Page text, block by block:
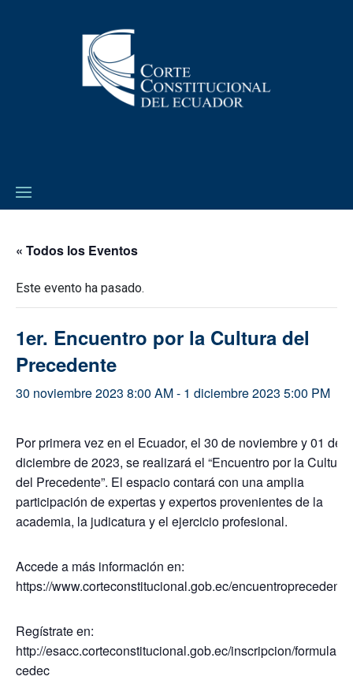
« Todos los Eventos
Este evento ha pasado.
1er. Encuentro por la Cultura del
Precedente
30 noviembre 2023 8:00 AM- 1 diciembre 2023 5:00 PM
Por primera vez en el Ecuador, el 30 de noviembre y 01 de
diciembre de 2023, se realizará el “Encuentro por la Cultura
del Precedente”. El espacio contará con una amplia
participación de expertas y expertos provenientes de la
academia, la judicatura y el ejercicio profesional.
Accede a más información en:
https://www.corteconstitucional.gob.ec/encuentroprecedente/
Regístrate en:
http://esacc.corteconstitucional.gob.ec/inscripcion/
cedec